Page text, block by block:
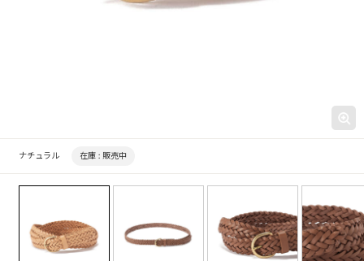
ナチュラル 在庫 : 販売中